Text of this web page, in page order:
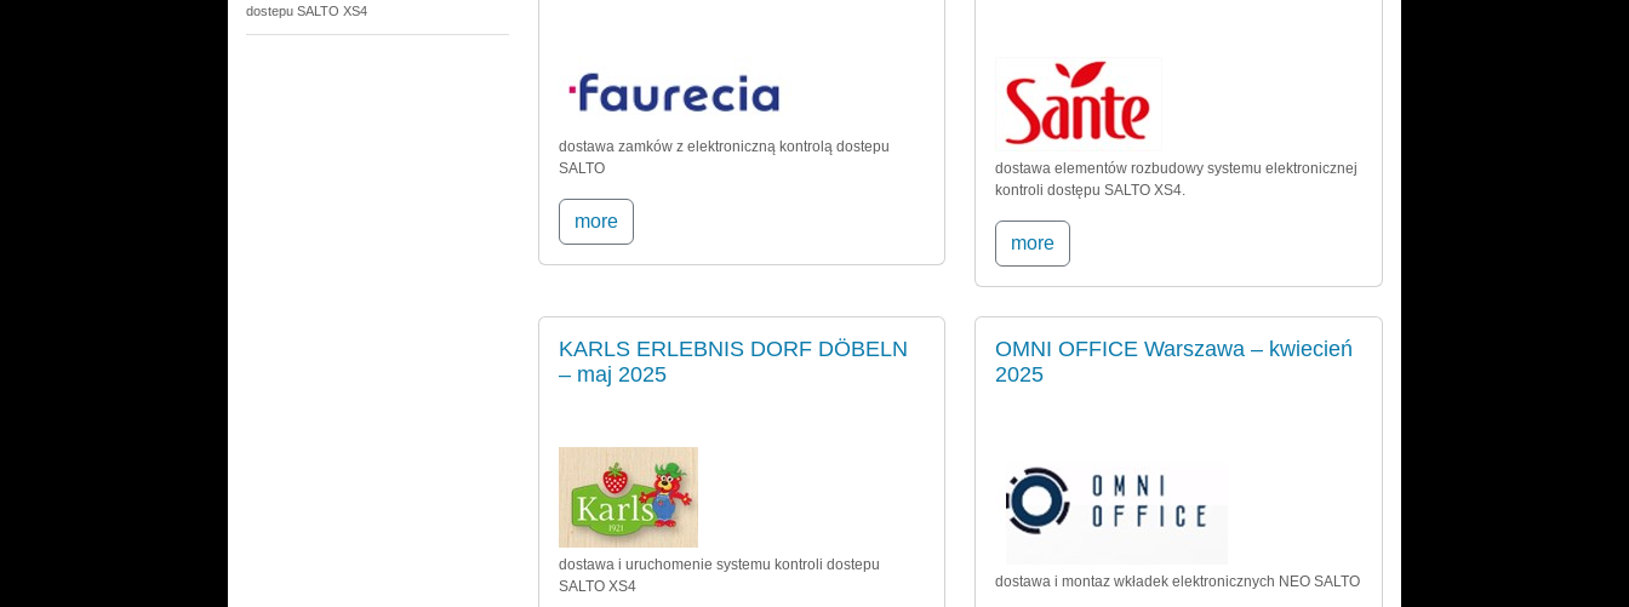
dostawa zamków z elektroniczną kontrolą dostepu
SALTO
more
dostawa elementów rozbudowy systemu elektronicznej
kontroli dostępu SALTO XS4.
more
KARLS ERLEBNIS DORF DÖBELN
– maj 2025
dostawa i uruchomenie systemu kontroli dostepu
SALTO XS4
OMNI OFFICE Warszawa – kwiecień
2025
dostawa i montaz wkładek elektronicznych NEO SALTO
dostepu SALTO XS4